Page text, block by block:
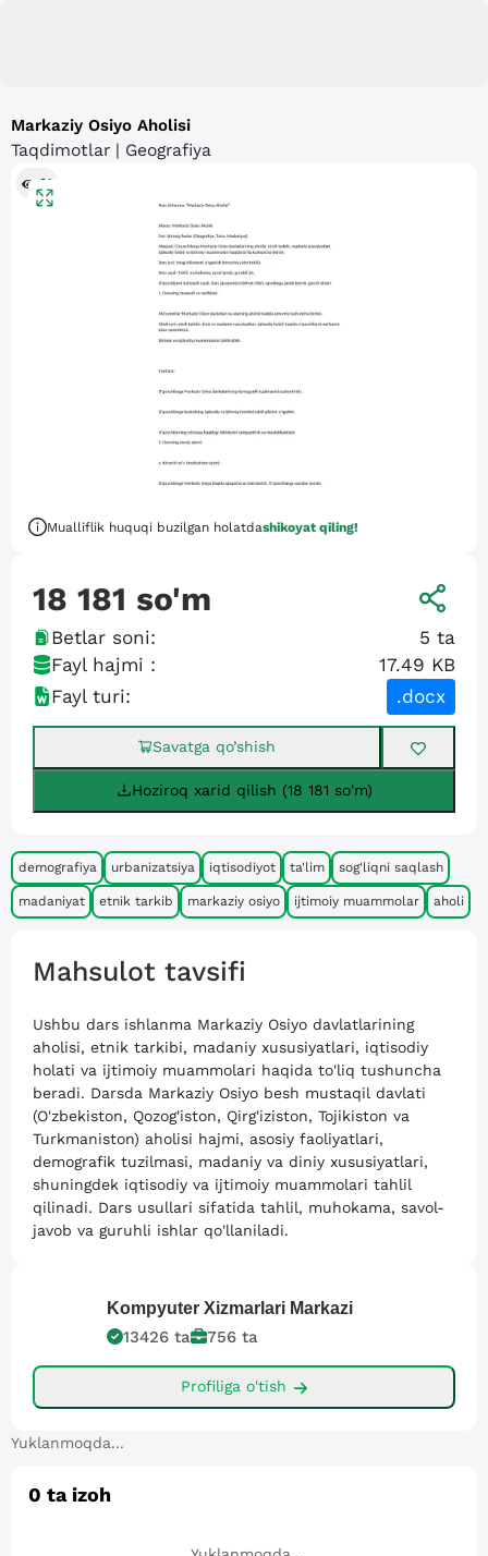
Markaziy Osiyo Aholisi
Taqdimotlar | Geografiya
91
Mualliflik huquqi buzilgan holatdashikoyat qiling!
18 181 so'm
Betlar soni: 5 ta
Fayl hajmi :
17.49 KB
Fayl turi:
.docx
Savatga qo’shish
Hoziroq xarid qilish (18 181 so'm)
demografiya urbanizatsiya iqtisodiyot ta'lim sog'liqni saqlash
madaniyat etnik tarkib markaziy osiyo ijtimoiy muammolar aholi
Mahsulot tavsifi
Ushbu dars ishlanma Markaziy Osiyo davlatlarining
aholisi, etnik tarkibi, madaniy xususiyatlari, iqtisodiy
holati va ijtimoiy muammolari haqida to'liq tushuncha
beradi. Darsda Markaziy Osiyo besh mustaqil davlati
(O'zbekiston, Qozog'iston, Qirg'iziston, Tojikiston va
Turkmaniston) aholisi hajmi, asosiy faoliyatlari,
demografik tuzilmasi, madaniy va diniy xususiyatlari,
shuningdek iqtisodiy va ijtimoiy muammolari tahlil
qilinadi. Dars usullari sifatida tahlil, muhokama, savol-
javob va guruhli ishlar qo'llaniladi.
Kompyuter Xizmarlari Markazi
13426 ta 756 ta
Profiliga o'tish
Yuklanmoqda...
0 ta izoh